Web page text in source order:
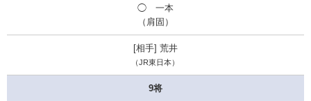
◯ 一本
（肩固）
荒井
（JR東日本）
9将